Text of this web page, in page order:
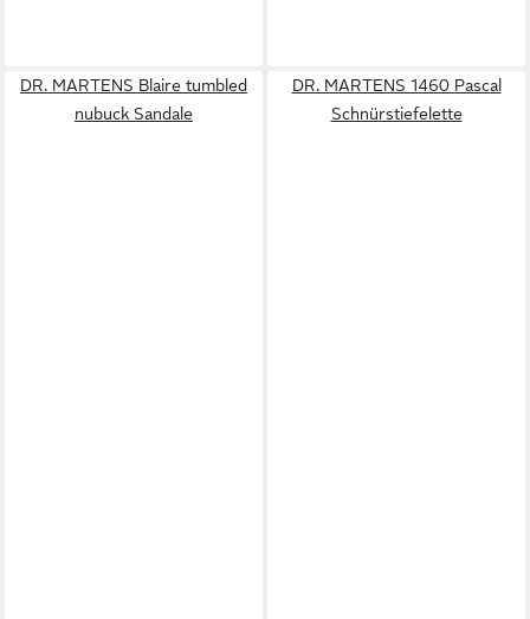
DR. MARTENS Blaire tumbled
nubuck Sandale
DR. MARTENS 1460 Pascal
Schnürstiefelette